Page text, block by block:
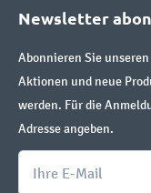
Newsletter
Abonnieren Sie
Aktionen und neue
werden. Für die
Adresse angeben.